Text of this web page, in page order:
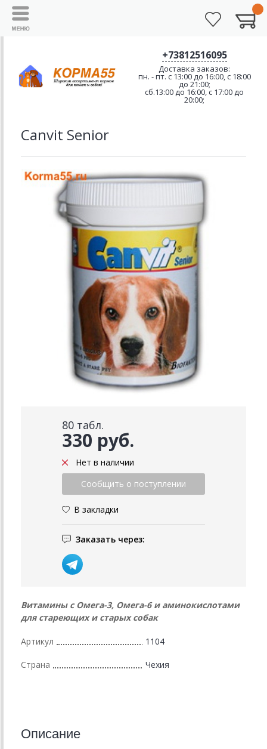
+73812516095
Доставка заказов:
пн. - пт. с 13:00 до 16:00, с 18:00
до 21:00;
сб.13:00 до 16:00, с 17:00 до
20:00;
Canvit Senior
80 табл.
330 руб.
Нет в наличии
В закладки
Заказать через:
Витамины с Омега-3, Омега-6 и аминокислотами
для стареющих и старых собак
Артикул 1104
Страна Чехия
Описание